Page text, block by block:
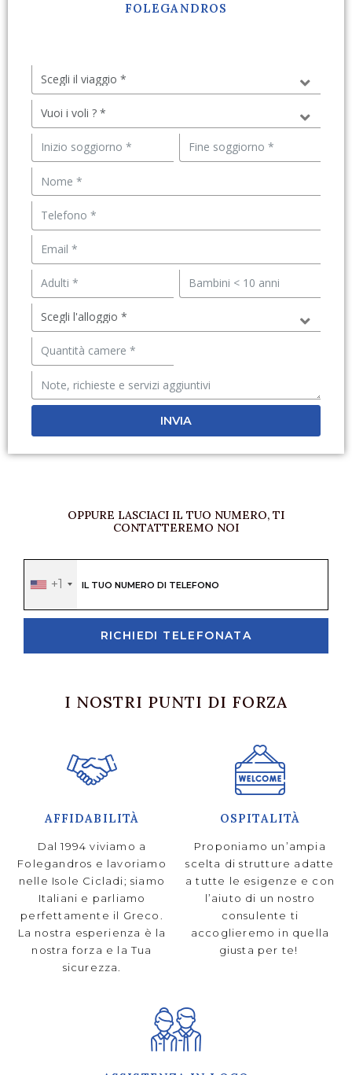
FOLEGANDROS
INVIA
OPPURE LASCIACI IL TUO NUMERO, TI
CONTATTEREMO NOI
+1
RICHIEDI TELEFONATA
I NOSTRI PUNTI DI FORZA
AFFIDABILITÀ
Dal 1994 viviamo a
Folegandros e lavoriamo
nelle Isole Cicladi; siamo
Italiani e parliamo
perfettamente il Greco.
La nostra esperienza è la
nostra forza e la Tua
sicurezza.
OSPITALITÀ
Proponiamo un’ampia
scelta di strutture adatte
a tutte le esigenze e con
l’aiuto di un nostro
consulente ti
accoglieremo in quella
giusta per te!